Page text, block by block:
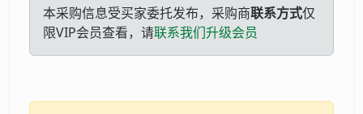
本采购信息受买家委托发布，采购商联系方式仅
限VIP会员查看，请联系我们升级会员